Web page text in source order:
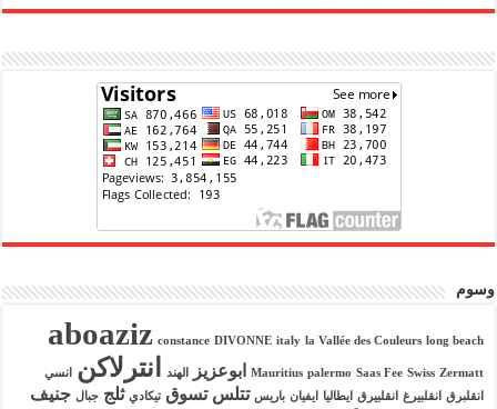
وسوم
aboaziz constance DIVONNE italy la Vallée des Couleurs long beach
Mauritius palermo Saas Fee Swiss Zermatt ابوعزيز الهند انترلاكن
انسي
انقلبرق
انقلبيرغ انقلبيرق ايطاليا ايفيان باريس تتلس تسوق تيكادي ثلج جبال جنيف